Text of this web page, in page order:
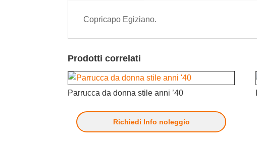
Copricapo Egiziano.
Prodotti correlati
Parrucca da donna stile anni ’40
Richiedi Info noleggio